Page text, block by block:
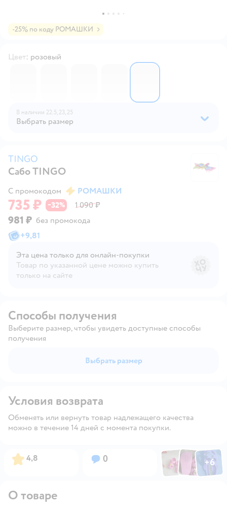
-25% по коду РОМАШКИ
Цвет: розовый
36630743663039
В наличии 22.5, 23, 25
Выбрать размер
TINGO
Сабо TINGO
С промокодом
РОМАШКИ
735 ₽ −32% 1 090 ₽
981 ₽ без промокода
+9,81
Эта цена только для онлайн‑покупки
Товар по указанной цене можно купить
только на сайте
Способы получения
Выберите размер, чтобы увидеть доступные способы
получения
Выбрать размер
Условия возврата
Обменять или вернуть товар надлежащего качества
можно в течение 14 дней с момента покупки.
Рейтинг:
4,8 Вопросов:
0 ФотоФотоФото
+6
Открыть
О товаре